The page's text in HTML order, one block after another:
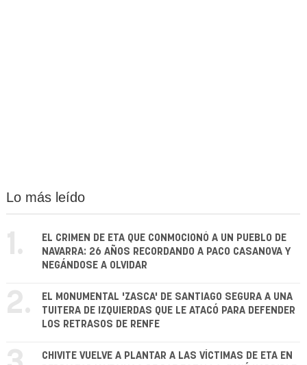
Lo más leído
1.
EL CRIMEN DE ETA QUE CONMOCIONÓ A UN PUEBLO DE
NAVARRA: 26 AÑOS RECORDANDO A PACO CASANOVA Y
NEGÁNDOSE A OLVIDAR
2.
EL MONUMENTAL 'ZASCA' DE SANTIAGO SEGURA A UNA
TUITERA DE IZQUIERDAS QUE LE ATACÓ PARA DEFENDER
LOS RETRASOS DE RENFE
CHIVITE VUELVE A PLANTAR A LAS VÍCTIMAS DE ETA EN